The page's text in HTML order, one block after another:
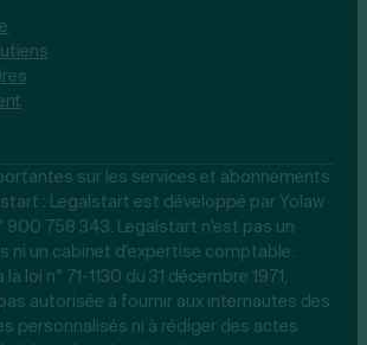
sur les services et abonnements
: Legalstart est développé par Yolaw
900 758 343. Legalstart n'est pas un
ni un cabinet d'expertise comptable.
loi n° 71-1130 du 31 décembre 1971,
autorisée à fournir aux internautes des
personnalisés ni à rédiger des actes